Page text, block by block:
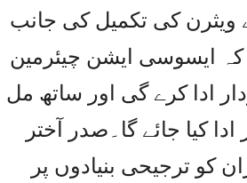
ویثرن کی تکمیل کی جانب
کہ ایسوسی ایشن چیئرمین
ادا کرے گی اور ساتھ مل
کیا جائے گا۔صدر آختر
کو ترجیحی بنیادوں پر